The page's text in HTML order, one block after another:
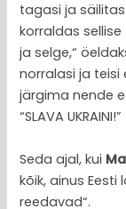
tagasi ja
korraldas sellise
ja selge,“
norralasi ja teisi
järgima nende
“SLAVA UKRAINI!”
Seda ajal, kui
kõik, ainus
reedavad“.